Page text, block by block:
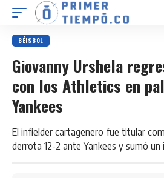
BÉISBOL
Giovanny Urshela
con los Athletics en
Yankees
El infielder cartagenero fue titular
derrota 12-2 ante Yankees y sumó